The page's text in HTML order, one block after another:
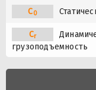
C0
Cr
грузоподъемность